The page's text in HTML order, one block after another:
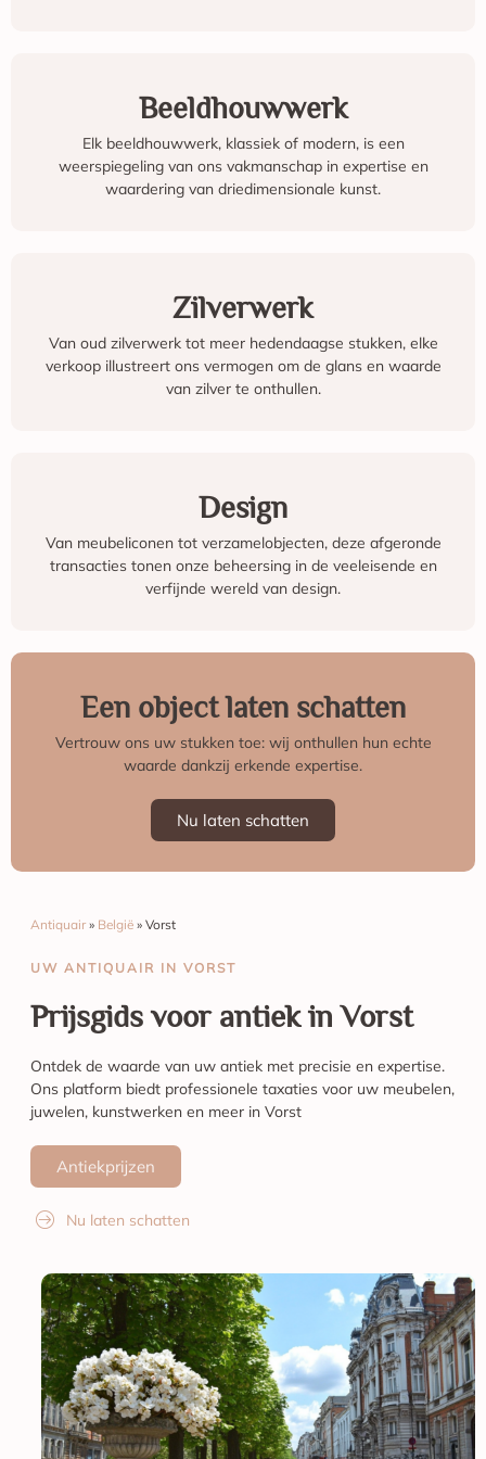
Beeldhouwwerk
Elk beeldhouwwerk, klassiek of modern, is een
weerspiegeling van ons vakmanschap in expertise en
waardering van driedimensionale kunst.
Zilverwerk
Van oud zilverwerk tot meer hedendaagse stukken, elke
verkoop illustreert ons vermogen om de glans en waarde
van zilver te onthullen.
Design
Van meubeliconen tot verzamelobjecten, deze afgeronde
transacties tonen onze beheersing in de veeleisende en
verfijnde wereld van design.
Een object laten schatten
Vertrouw ons uw stukken toe: wij onthullen hun echte
waarde dankzij erkende expertise.
Nu laten schatten
Antiquair » België » Vorst
UW ANTIQUAIR IN VORST
Prijsgids voor antiek in Vorst
Ontdek de waarde van uw antiek met precisie en expertise.
Ons platform biedt professionele taxaties voor uw meubelen,
juwelen, kunstwerken en meer in Vorst
Antiekprijzen
Nu laten schatten